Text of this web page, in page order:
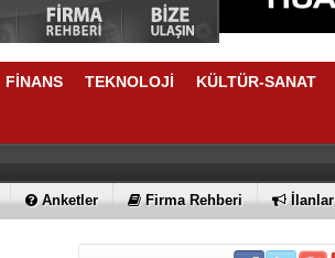
FİNANS TEKNOLOJİ KÜLTÜR-SANAT
Anketler Firma Rehberi İlanlar